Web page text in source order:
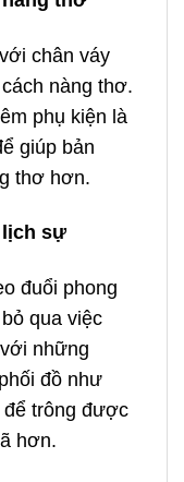
chân váy
nàng thơ.
phụ kiện là
giúp bản
thơ hơn.
lịch sự
đuổi phong
qua việc
những
đồ như
để trông được
hơn.